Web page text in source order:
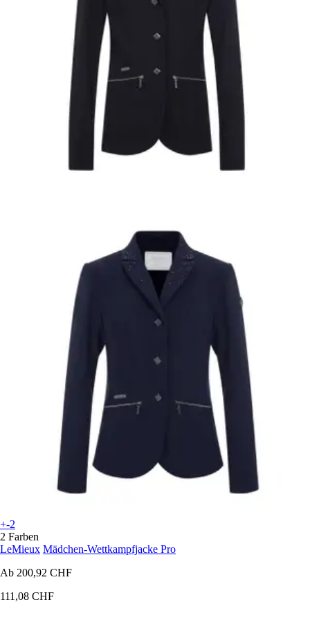
+-2
2 Farben
LeMieux Mädchen-Wettkampfjacke Pro
Ab 200,92 CHF
111,08 CHF